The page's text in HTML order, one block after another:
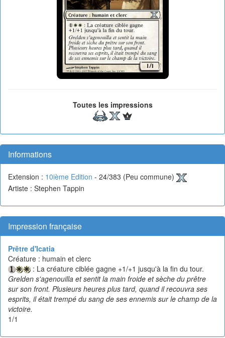
Toutes les impressions
Informations
Extension : 10ième Edition - 24/383 (Peu commune)
Artiste : Stephen Tappin
Impression française
Prêtre d'Icatia
Créature : humain et clerc
: La créature ciblée gagne +1/+1 jusqu'à la fin du tour.
Grelden s'agenouilla et sentit la main froide et sèche du prêtre
sur son front. Plusieurs heures plus tard, quand il recouvra ses
esprits, il était trempé du sang de ses ennemis sur le champ de la
victoire.
1/1